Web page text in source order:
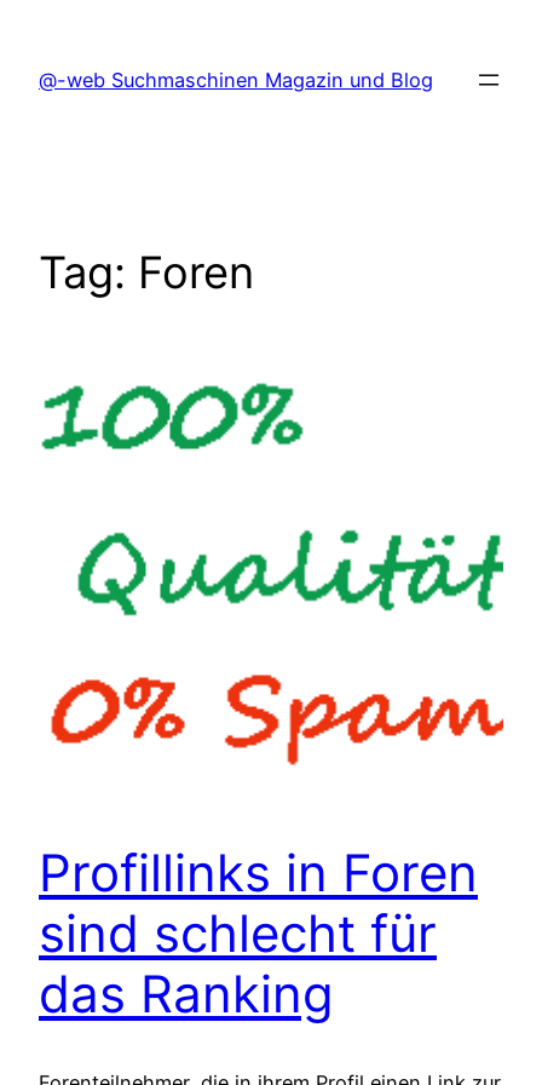
content
@-web Suchmaschinen Magazin und Blog
Tag: Foren
Profillinks in Foren
sind schlecht für
das Ranking